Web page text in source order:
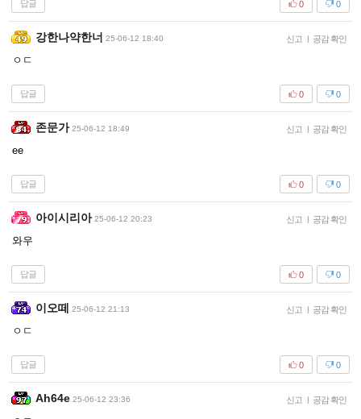
답글 0
0
강한나약한너 25-06-12 18:40 신고 공감 확인
ㅇㄷ
답글 0
0
존문가 25-06-12 18:49 신고 공감 확인
ee
답글 0
0
아이시리아 25-06-12 20:23 신고 공감 확인
와우
답글 0
0
이오떼 25-06-12 21:13 신고 공감 확인
ㅇㄷ
답글 0
0
Ah64e 25-06-12 23:36 신고 공감 확인